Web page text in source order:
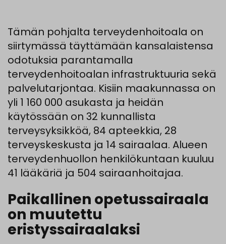
Tämän pohjalta terveydenhoitoala on
siirtymässä täyttämään kansalaistensa
odotuksia parantamalla
terveydenhoitoalan infrastruktuuria sekä
palvelutarjontaa. Kisiin maakunnassa on
yli 1 160 000 asukasta ja heidän
käytössään on 32 kunnallista
terveysyksikköä, 84 apteekkia, 28
terveyskeskusta ja 14 sairaalaa. Alueen
terveydenhuollon henkilökuntaan kuuluu
41 lääkäriä ja 504 sairaanhoitajaa.
Paikallinen opetussairaala
on muutettu
eristyssairaalaksi